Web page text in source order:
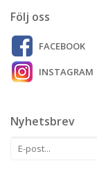
Följ oss
FACEBOOK
INSTAGRAM
Nyhetsbrev